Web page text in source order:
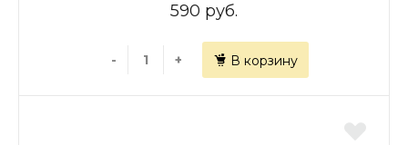
590 руб.
- + В корзину